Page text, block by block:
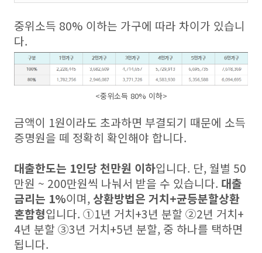
중위소득 80% 이하는 가구에 따라 차이가 있습니
다.
<중위소득 80% 이하>
금액이 1원이라도 초과하면 부결되기 때문에 소득
증명원을 떼 정확히 확인해야 합니다.
대출한도는 1인당 천만원 이하입니다. 단, 월별 50
만원 ~ 200만원씩 나눠서 받을 수 있습니다. 대출
금리는 1%이며,상환방법은 거치+균등분할상환
혼합형입니다. ①1년 거치+3년 분할 ②2년 거치+
4년 분할 ③3년 거치+5년 분할, 중 하나를 택하면
됩니다.